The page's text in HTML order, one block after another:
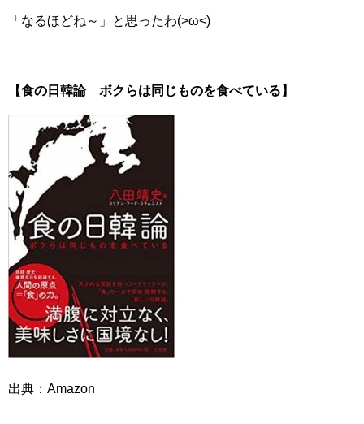
「なるほどね～」と思ったわ(>ω<)
【食の日韓論 ボクらは同じものを食べている】
出典：Amazon